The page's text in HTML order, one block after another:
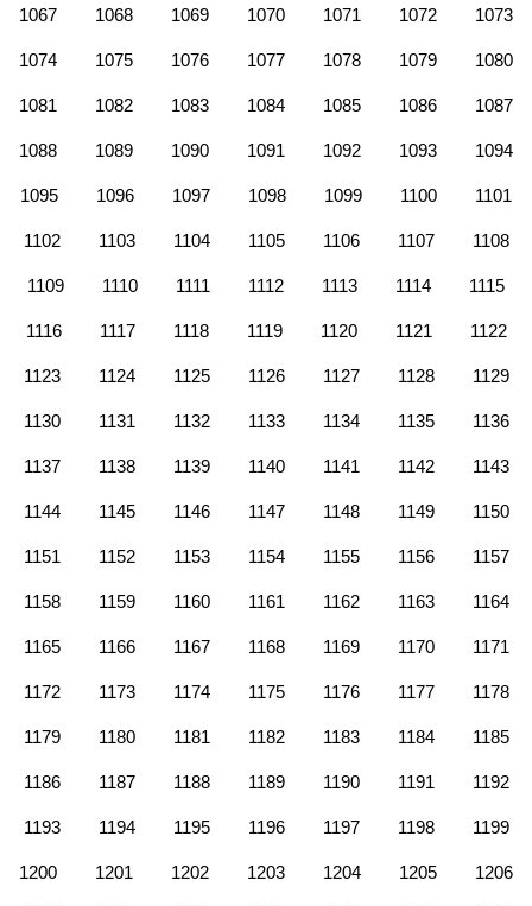
1067 1068 1069 1070 1071 1072 1073
1074 1075 1076 1077 1078 1079 1080
1081 1082 1083 1084 1085 1086 1087
1088 1089 1090 1091 1092 1093 1094
1095 1096 1097 1098 1099 1100 1101
1102 1103 1104 1105 1106 1107 1108
1109 1110 1111 1112 1113 1114 1115
1116 1117 1118 1119 1120 1121 1122
1123 1124 1125 1126 1127 1128 1129
1130 1131 1132 1133 1134 1135 1136
1137 1138 1139 1140 1141 1142 1143
1144 1145 1146 1147 1148 1149 1150
1151 1152 1153 1154 1155 1156 1157
1158 1159 1160 1161 1162 1163 1164
1165 1166 1167 1168 1169 1170 1171
1172 1173 1174 1175 1176 1177 1178
1179 1180 1181 1182 1183 1184 1185
1186 1187 1188 1189 1190 1191 1192
1193 1194 1195 1196 1197 1198 1199
1200 1201 1202 1203 1204 1205 1206